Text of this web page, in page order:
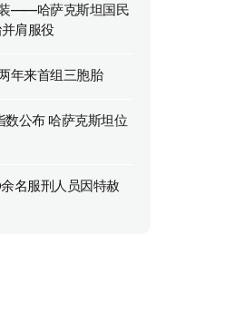
——哈萨克斯坦国民
肩服役
年来首组三胞胎
公布 哈萨克斯坦位
名服刑人员因特赦